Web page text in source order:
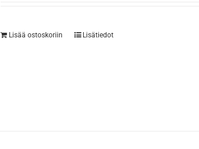
Lisää ostoskoriin Lisätiedot